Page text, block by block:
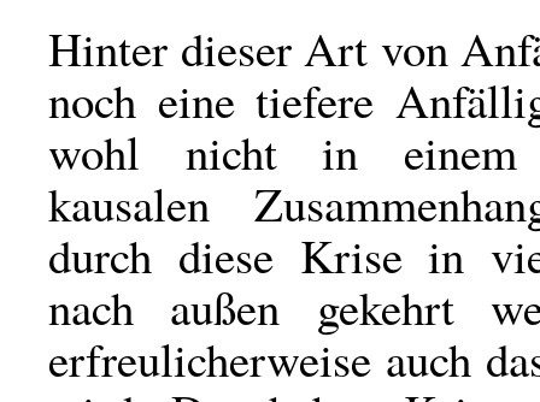
Hinter dieser Art von
noch eine tiefere
wohl nicht in einem
kausalen
durch diese Krise in
nach außen gekehrt
erfreulicherweise auch